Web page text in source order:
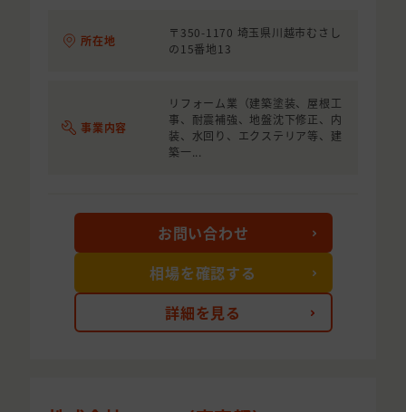
所在地
〒350-1170 埼玉県川越市むさし
の15番地13
事業内容
リフォーム業（建築塗装、屋根工
事、耐震補強、地盤沈下修正、内
装、水回り、エクステリア等、建
築一...
詳細を見る
お問い合わせ
相場を確認する